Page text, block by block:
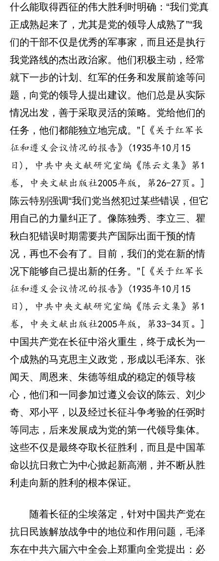
什么能取得西征的伟大胜利时明确：“我们党真
正成熟起来了，尤其是党的领导人成熟了”“我
们的干部不仅是优秀的军事家，而且还是执行
我党路线的杰出政治家。他们积极主动，经常
就下一步的计划、红军的任务和发展前途等问
题，向党的领导人提出建议。他们总是从实际
情况出发，善于采取灵活的策略。党给他们的
任务，他们都能独立地完成。” [《关于红军长
征和遵义会议情况的报告》(1935年10月15
日)，中共中央文献研究室编《陈云文集》第1
卷，中央文献出版社2005年版，第26-27页。]
陈云特别强调“我们党当然犯过某些错误，但它
用自己的力量纠正了。像陈独秀、李立三、瞿
秋白犯错误时期需要共产国际出面干预的情
况，再也不会有了。目前，我们的党在新的情
况下能够自己提出新的任务。” [《关于红军长
征和遵义会议情况的报告》(1935年10月15
日)，中共中央文献研究室编《陈云文集》第1
卷，中央文献出版社2005年版，第33-34页。]
中国共产党在长征中浴火重生，终于成长为一
个成熟的马克思主义政党，形成以毛泽东、张
闻天、周恩来、朱德等组成的稳定的领导核
心，他们和一同参加过遵义会议的陈云、刘少
奇、邓小平，以及经过长征斗争考验的任弼时
等同志，后来发展成为党的第一代领导集体。
这些不仅是最终夺取长征胜利，而且是中国革
命以抗日救亡为中心掀起新高潮，并不断从胜
利走向新的胜利的根本保证。
随着长征的尘埃落定，针对中国共产党在
抗日民族解放战争中的地位和作用问题，毛泽
东在中共六届六中全会上郑重向全党提出：必